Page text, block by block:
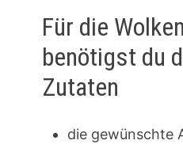
Für die
benötigst du
Zutaten
die gewünschte